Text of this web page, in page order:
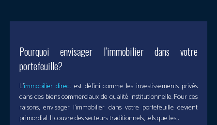
Pourquoi envisager l’immobilier dans votre
portefeuille?
L’immobilier directest défini comme les investissements privés
dans des biens commerciaux de qualité institutionnelle. Pour ces
raisons, envisager l’immobilier dans votre portefeuille devient
primordial. Il couvre des secteurs traditionnels, tels que les :